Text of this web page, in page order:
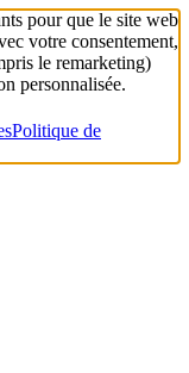
pour que le site web
votre consentement,
le remarketing)
personnalisée.
Politique de